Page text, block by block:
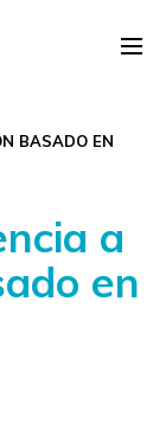
BASADO EN
a
en